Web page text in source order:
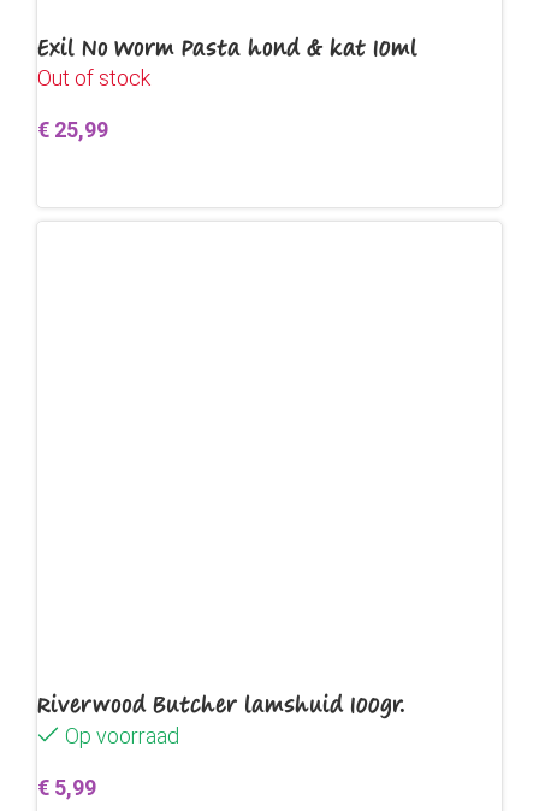
Exil No Worm Pasta hond & kat 10ml
Out of stock
€ 25,99
Riverwood Butcher lamshuid 100gr.
Op voorraad
€ 5,99